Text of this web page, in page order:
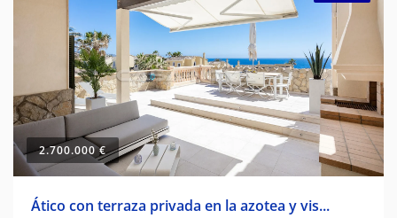
2.700.000 €
Ático con terraza privada en la azotea y vis...